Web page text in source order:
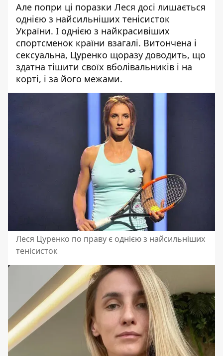
Але попри ці поразки Леся досі лишається
однією з найсильніших тенісисток
України. І однією з найкрасивіших
спортсменок країни взагалі. Витончена і
сексуальна, Цуренко щоразу доводить, що
здатна тішити своїх вболівальників і на
корті, і за його межами.
Леся Цуренко по праву є однією з найсильніших
тенісисток